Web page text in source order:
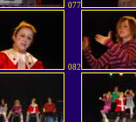
077
082